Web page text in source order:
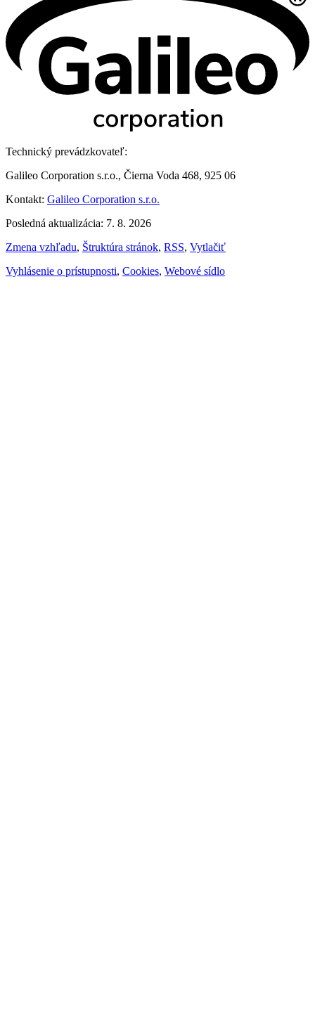
Technický prevádzkovateľ:
Galileo Corporation s.r.o., Čierna Voda 468, 925 06
Kontakt: Galileo Corporation s.r.o.
Posledná aktualizácia: 7. 8. 2026
Zmena vzhľadu, Štruktúra stránok, RSS, Vytlačiť
Vyhlásenie o prístupnosti, Cookies, Webové sídlo